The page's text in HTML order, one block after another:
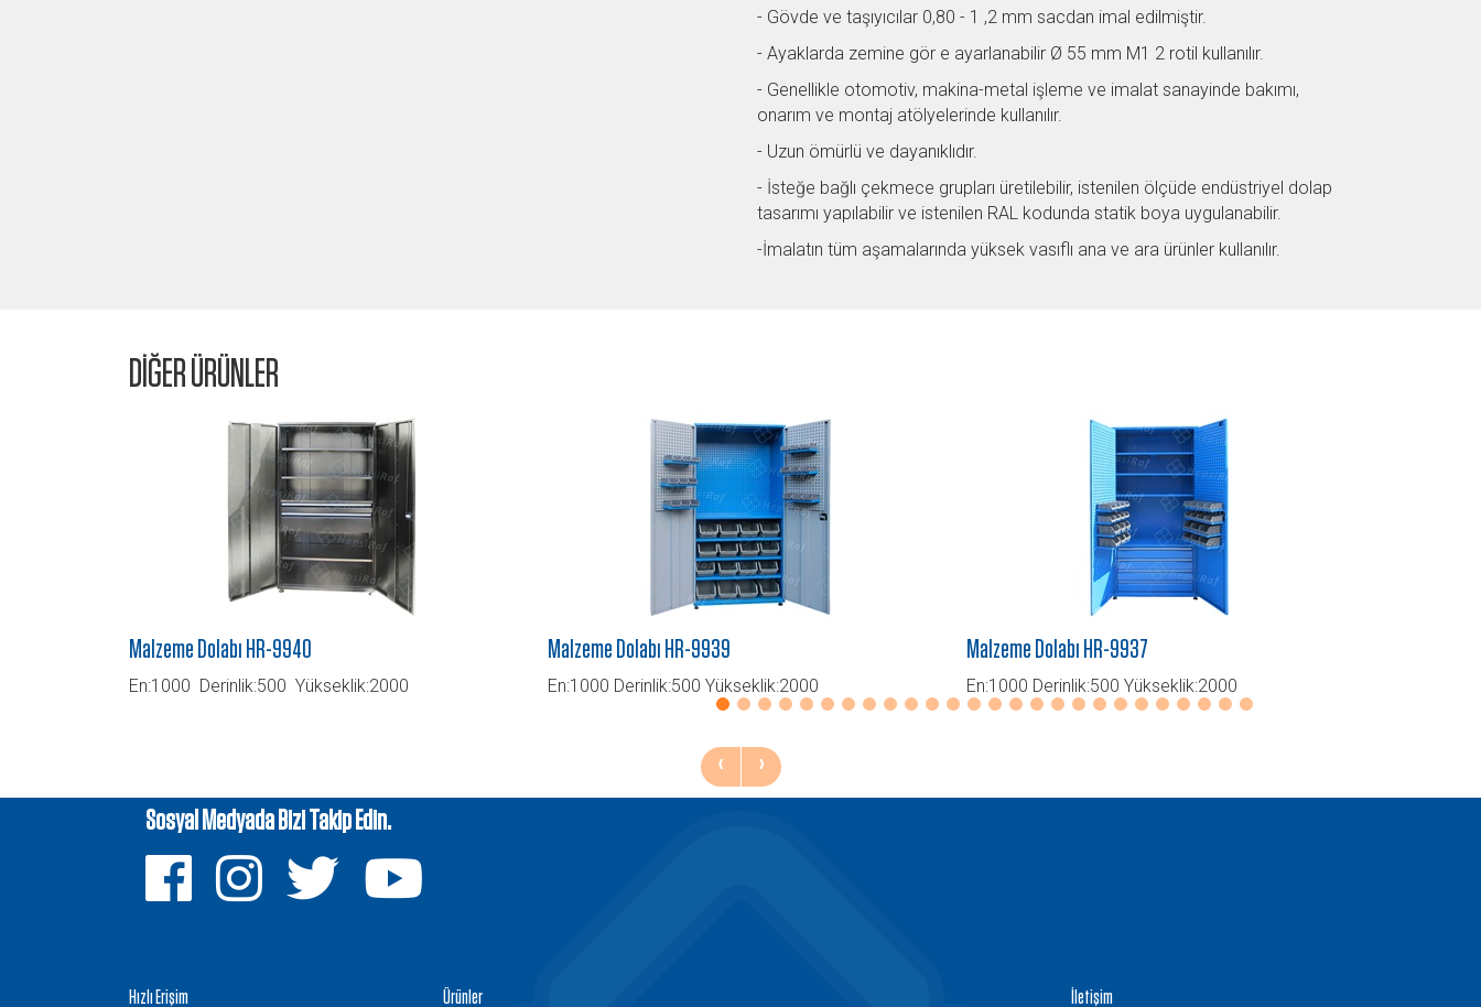
- Gövde ve taşıyıcılar 0,80 - 1 ,2 mm sacdan imal edilmiştir.
- Ayaklarda zemine gör e ayarlanabilir Ø 55 mm M1 2 rotil kullanılır.
- Genellikle otomotiv, makina-metal işleme ve imalat sanayinde bakımı,
onarım ve montaj atölyelerinde kullanılır.
- Uzun ömürlü ve dayanıklıdır.
- İsteğe bağlı çekmece grupları üretilebilir, istenilen ölçüde endüstriyel dolap
tasarımı yapılabilir ve istenilen RAL kodunda statik boya uygulanabilir.
-İmalatın tüm aşamalarında yüksek vasıflı ana ve ara ürünler kullanılır.
DİĞER ÜRÜNLER
Malzeme Dolabı HR-9940
En:1000 Derinlik:500 Yükseklik:2000
Malzeme Dolabı HR-9939
En:1000 Derinlik:500 Yükseklik:2000
Malzeme Dolabı HR-9937
En:1000 Derinlik:500 Yükseklik:2000
‹ ›
Sosyal Medyada Bizi Takip Edin.
Hızlı Erişim Ürünler İletişim